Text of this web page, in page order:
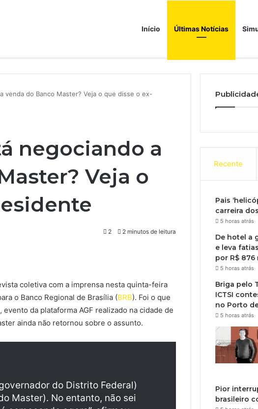
Início Últimas Notícias
venda do Banco Master? Veja o que disse o ex-
negociando a
Veja o
2 2 minutos de leitura
coletiva com a imprensa nesta quinta-feira
o Banco Regional de Brasília (BRB). Foi o que
da plataforma AGF realizado na cidade de
ainda não retornou sobre o assunto.
do Distrito Federal)
Master). No entanto, não sei
Recente
Pais
carreira
5 horas atrás
De hotel a
e leva
por R$ 876
5 horas atrás
Briga pelo
ICTSI
no Porto
5 horas atrás
Pior
brasileiro